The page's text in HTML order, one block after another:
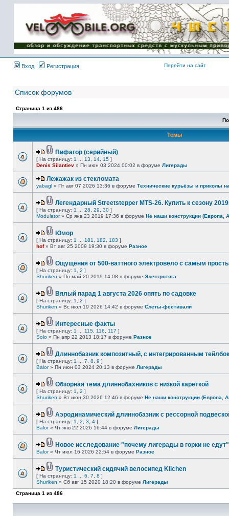
Имя пользователя:
Пароль:
{ LOG_ME_IN_SHORT
}
Вход
Регистрация Перейти на сайт
Список форумов
Страница 1 из 486
Темы
Пифагор (серийный)
[ На страницу: 1 13 14 15 ]
Denis Silantiev » Пн июн 03 2024 00:02 в форуме Лигерады
Лежажак из стекломата
yabagl » Пт авг 07 2026 13:36 в форуме Технические курьёзы и приколы
Легендарный Streetstepper MTS-26. Купить к сезону
[ На страницу: 1 28 29 30 ]
Modulator» Ср янв 23 2019 17:36 в форуме Не наши конструкции (Европа,
Юмор
[ На страницу: 1 181 182 183 ]
hof» Вт авг 25 2009 19:30 в форуме Разное
Ощущения от 500-ваттного электровело с самым
[ На страницу: 1 2 ]
Shuriken » Пн май 20 2019 14:08 в форуме Электротяга
Вялый парад 1 августа 2026 опять по садовке
[ На страницу: 1 2 ]
Shuriken » Вс июл 19 2026 14:42 в форуме Слеты-фестивали
Интересные факты
[ На страницу: 1 115 116 117 ]
Solo » Пн апр 22 2013 18:17 в форуме Разное
Длиннобазник композитный, с интегрированным
[ На страницу: 1 7 8 9 ]
Balor» Пн июн 03 2024 20:13 в форуме Лигерады
Обзорная тема длиннобахников с низкой кареткой
[ На страницу: 1 2 ]
Shuriken » Вт июн 30 2026 12:46 в форуме Не наши конструкции (Европа,
Аэродинамический длиннобазник с рессорной
[ На страницу: 1 2 3 4 ]
Balor» Чт янв 22 2026 16:44 в форуме Лигерады
Новое исследование "почему лигерады в горки не
Balor» Чт июл 16 2026 22:54 в форуме Разное
Туристический сидячий велосипед Klichen
[ На страницу: 1 6 7 8 ]
Shuriken » Сб авг 15 2020 18:20 в форуме Лигерады
Страница 1 из 486